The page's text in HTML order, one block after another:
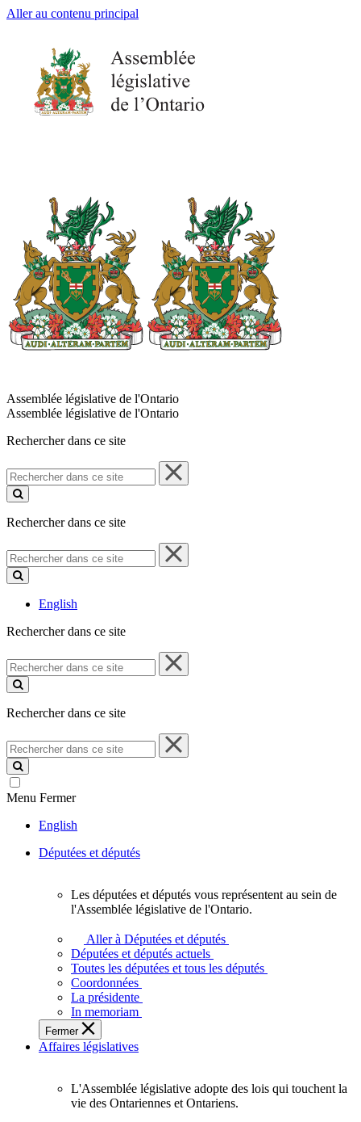
Aller au contenu principal
Assemblée législative de l'Ontario
Assemblée législative de l'Ontario
Rechercher dans ce site
Rechercher
dans
ce
Rechercher dans ce site
Rechercher
dans
ce
English
Rechercher dans ce site
Rechercher
dans
ce
Rechercher dans ce site
Rechercher
dans
ce
site
Menu Fermer
English
Députées et députés
députés
vous
représentent
sein
de
l'Assemblée
législative
l'Ontario.
Les députées et députés vous représentent au sein de
l'Assemblée législative de l'Ontario.
Aller à Députées et députés
Députées et députés actuels
Toutes les députées et tous les députés
Coordonnées
La présidente
In memoriam
Fermer
Affaires législatives
L'Assemblée
L'Assemblée législative adopte des lois qui touchent la
vie des Ontariennes et Ontariens.